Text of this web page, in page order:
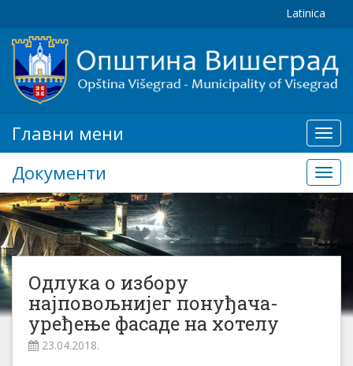
Latinica
мени
Главни мени
Документи
Одлука о избору
најповољнијег понуђача-
уређење фасаде на хотелу
23.04.2018.